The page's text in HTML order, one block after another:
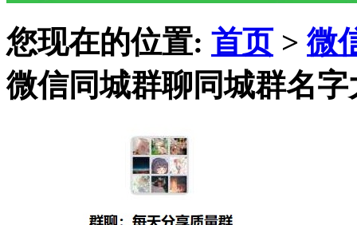
您现在的位置: 首页 >微
微信同城群聊同城群名